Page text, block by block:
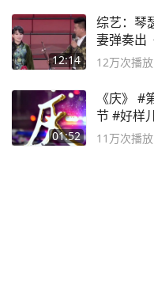
12:14
综艺：琴
妻弹奏出
12万次播放
01:52
《庆》 #
节 #好
11万次播放